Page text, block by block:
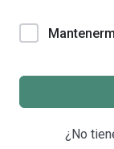
¿No